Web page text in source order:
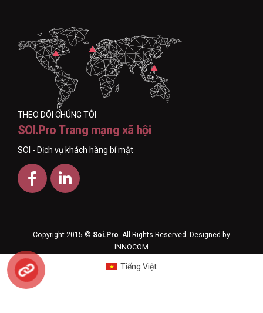
THEO DÕI CHÚNG TÔI
SOI.Pro Trang mạng xã hội
SOI - Dịch vụ khách hàng bí mật
Copyright 2015 © Soi.Pro. All Rights Reserved. Designed by
INNOCOM
Tiếng Việt